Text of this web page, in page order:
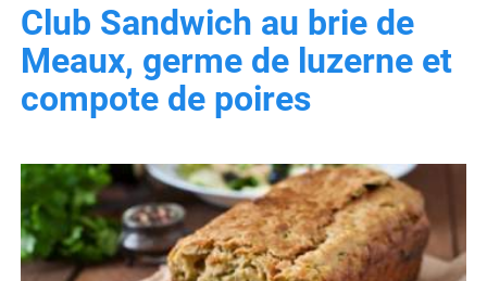
Club Sandwich au brie de
Meaux, germe de luzerne et
compote de poires